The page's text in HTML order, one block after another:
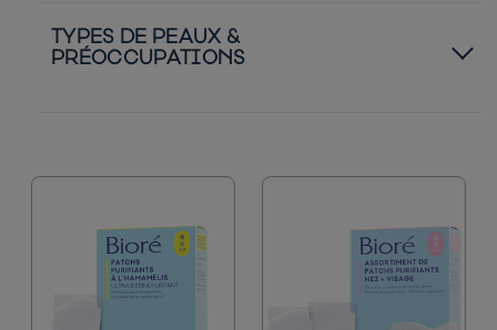
Best-Sellers
TYPES DE PEAUX &
PRÉOCCUPATIONS
Acné
Points Noirs Impuretés
Protection Solaire